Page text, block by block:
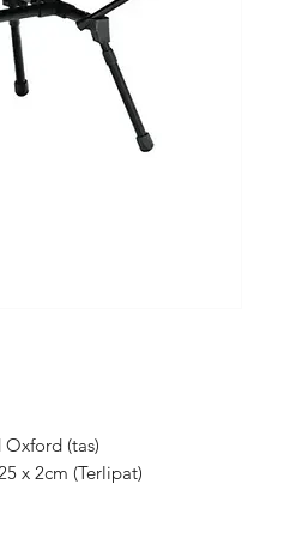
(tas)
x 2cm (Terlipat)